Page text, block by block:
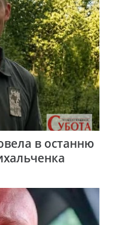
в останню